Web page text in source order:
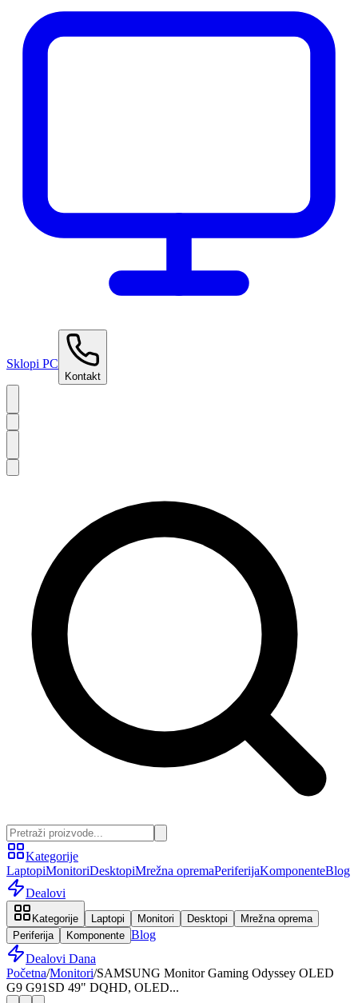
Sklopi PC
Kontakt
Kategorije
LaptopiMonitoriDesktopiMrežna opremaPeriferijaKomponenteBlog
Dealovi
Kategorije Laptopi Monitori Desktopi
Mrežna oprema
Periferija
Komponente Blog
Dealovi Dana
Početna/Monitori/SAMSUNG Monitor Gaming Odyssey OLED
G9 G91SD 49" DQHD, OLED...